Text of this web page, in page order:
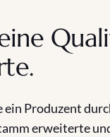
Produzent
erweiterte